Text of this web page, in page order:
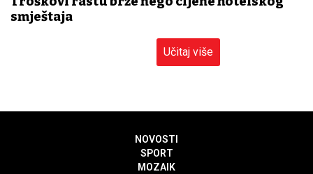
smještaja
Učitaj više
NOVOSTI
SPORT
MOZAIK